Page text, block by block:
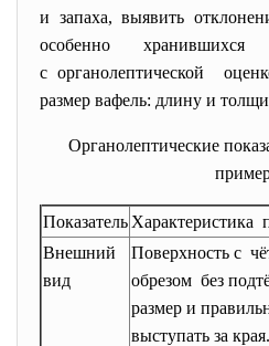
и запаха, выявить
особенно
с органолептической
размер вафель: длину и
Органолептические
Показатель
Внешний
вид
Поверхность с
обрезом без
размер и
выступать за